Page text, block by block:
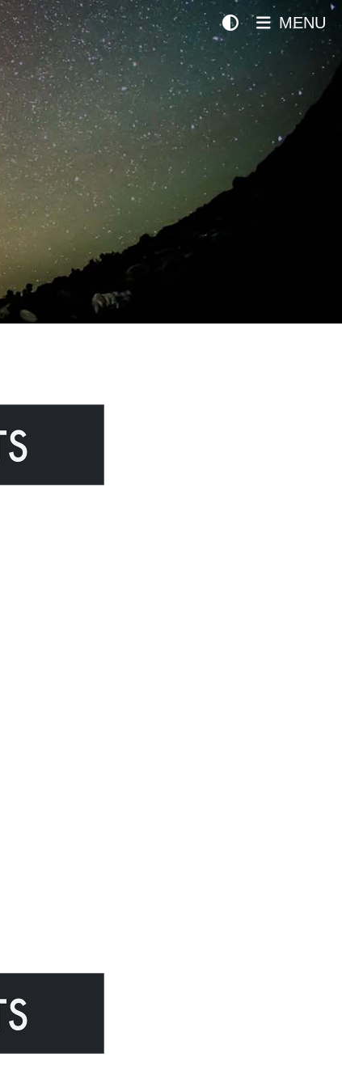
MENU